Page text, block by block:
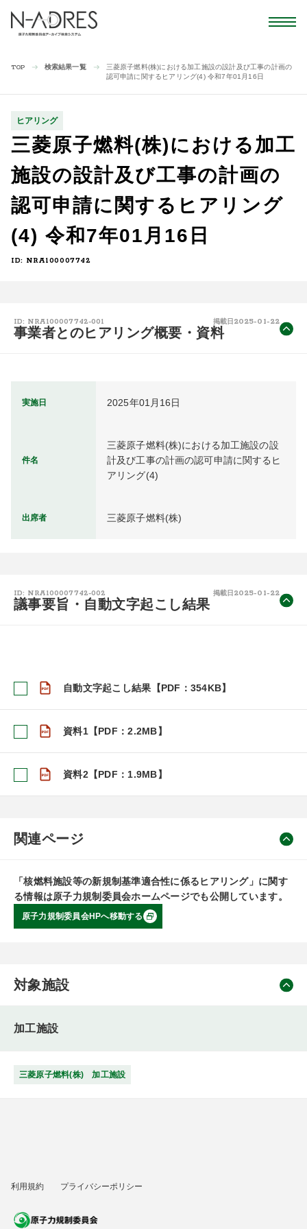
TOP 検索結果一覧
三菱原子燃料(株)における加工施設の設計及び工事の計画の
認可申請に関するヒアリング(4) 令和7年01月16日
ヒアリング
三菱原子燃料(株)における加工
施設の設計及び工事の計画の
認可申請に関するヒアリング
(4) 令和7年01月16日
ID: NRA100007742
ID: NRA100007742-001 掲載日 2025-01-22
事業者とのヒアリング概要・資料
実施日 2025年01月16日
件名
三菱原子燃料(株)における加工施設の設
計及び工事の計画の認可申請に関するヒ
アリング(4)
出席者 三菱原子燃料(株)
ID: NRA100007742-002 掲載日 2025-01-22
議事要旨・自動文字起こし結果
自動文字起こし結果【PDF：354KB】
資料1【PDF：2.2MB】
資料2【PDF：1.9MB】
関連ページ
「核燃料施設等の新規制基準適合性に係るヒアリング」に関す
る情報は原子力規制委員会ホームページでも公開しています。
原子力規制委員会HPへ移動する
対象施設
加工施設
三菱原子燃料(株) 加工施設
利用規約 プライバシーポリシー